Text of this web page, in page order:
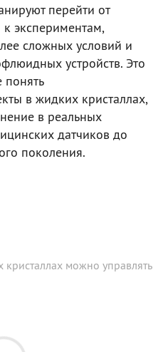
перейти от
к экспериментам,
сложных условий и
устройств. Это
понять
в жидких кристаллах,
в реальных
датчиков до
поколения.
можно управлять